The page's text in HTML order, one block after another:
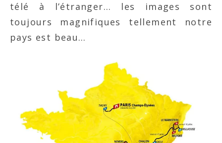
télé à l’étranger… les images sont
toujours magnifiques tellement notre
pays est beau…